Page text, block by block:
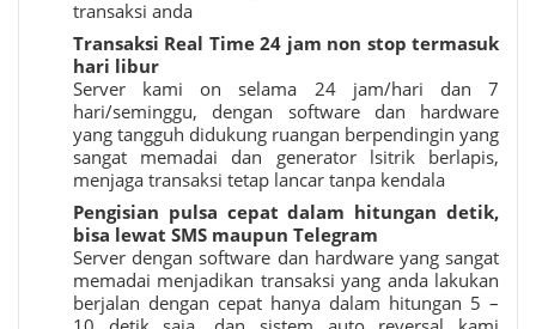
transaksi anda
Transaksi Real Time 24 jam non stop termasuk
hari libur
Server kami on selama 24 jam/hari dan 7
hari/seminggu, dengan software dan hardware
yang tangguh didukung ruangan berpendingin yang
sangat memadai dan generator lsitrik berlapis,
menjaga transaksi tetap lancar tanpa kendala
Pengisian pulsa cepat dalam hitungan detik,
bisa lewat SMS maupun Telegram
Server dengan software dan hardware yang sangat
memadai menjadikan transaksi yang anda lakukan
berjalan dengan cepat hanya dalam hitungan 5 –